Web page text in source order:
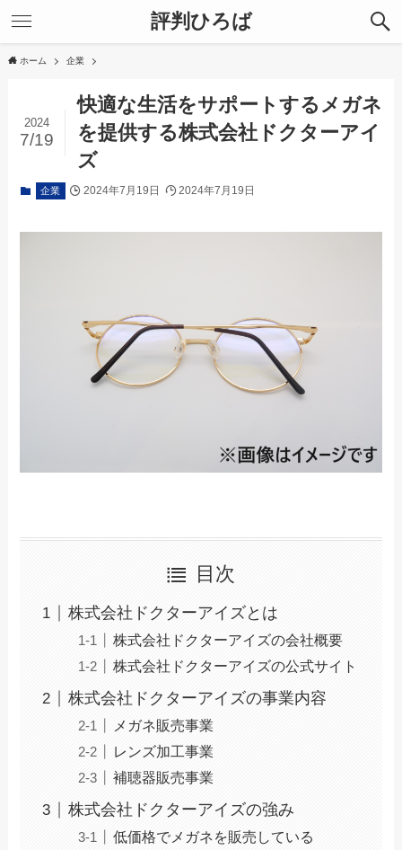
評判ひろば
ホーム 企業
快適な生活をサポートするメガネ
を提供する株式会社ドクターアイ
ズ
2024
7/19
企業 2024年7月19日 2024年7月19日
目次
株式会社ドクターアイズとは
株式会社ドクターアイズの会社概要
株式会社ドクターアイズの公式サイト
株式会社ドクターアイズの事業内容
メガネ販売事業
レンズ加工事業
補聴器販売事業
株式会社ドクターアイズの強み
低価格でメガネを販売している